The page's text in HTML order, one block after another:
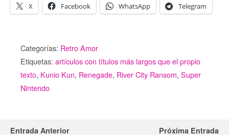
X Facebook WhatsApp Telegram
Categorías: Retro Amor
Etiquetas: artículos con títulos más largos que el propio
texto, Kunio Kun, Renegade, River City Ransom, Super
Nintendo
Entrada Anterior Próxima Entrada